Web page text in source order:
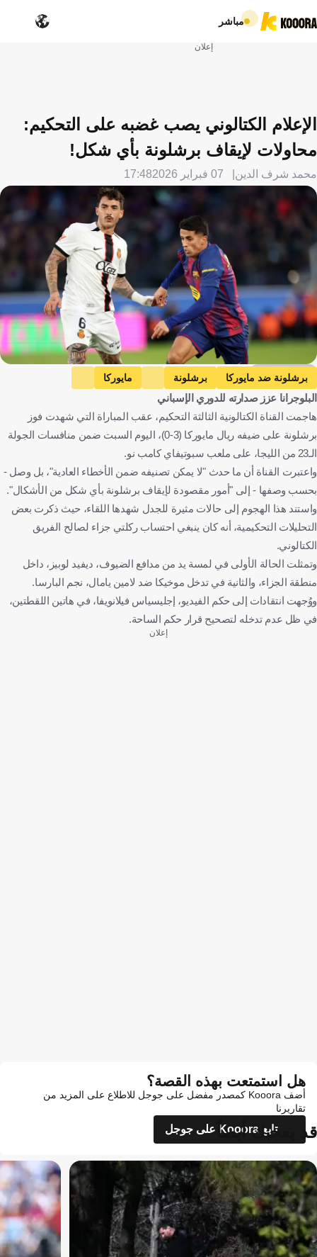
مباشر
إعلان
الإعلام الكتالوني يصب غضبه على التحكيم:
محاولات لإيقاف برشلونة بأي شكل!
محمد شرف الدين 07 فبراير 2026 17:48
Getty Images
برشلونة ضد مايوركا برشلونة
مايوركا
الدوري الإسباني
أتلتيكو مدريد ضد برشلونة
كأس ملك إسبانيا
فالنسيا ضد ريال مدريد
فالنسيا
البلوجرانا عزز صدارته للدوري الإسباني
هاجمت القناة الكتالونية الثالثة التحكيم، عقب المباراة التي شهدت فوز
برشلونة على ضيفه ريال مايوركا (3-0)، اليوم السبت ضمن منافسات الجولة
الـ23 من الليجا، على ملعب سبوتيفاي كامب نو.
واعتبرت القناة أن ما حدث "لا يمكن تصنيفه ضمن الأخطاء العادية"، بل وصل -
بحسب وصفها - إلى "أمور مقصودة لإيقاف برشلونة بأي شكل من الأشكال".
واستند هذا الهجوم إلى حالات مثيرة للجدل شهدها اللقاء، حيث ذكرت بعض
التحليلات التحكيمية، أنه كان ينبغي احتساب ركلتي جزاء لصالح الفريق
الكتالوني.
وتمثلت الحالة الأولى في لمسة يد من مدافع الضيوف، ديفيد لوبيز، داخل
منطقة الجزاء، والثانية في تدخل موخيكا ضد لامين يامال، نجم البارسا.
ووُجهت انتقادات إلى حكم الفيديو، إجليسياس فيلانويفا، في هاتين اللقطتين،
في ظل عدم تدخله لتصحيح قرار حكم الساحة.
إعلان
هل استمتعت بهذه القصة؟
أضف Kooora كمصدر مفضل على جوجل للاطلاع على المزيد من
تقاريرنا
تابع Kooora على جوجل
قد يعجبك أيضاً